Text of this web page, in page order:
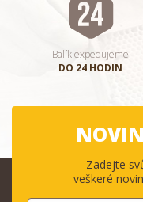
Balík expedujeme
DO 24 HODIN
Zadejte
veškeré